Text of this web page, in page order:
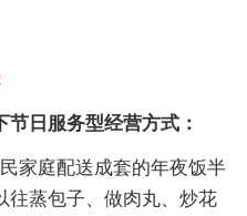
日服务型经营方式：
家庭配送成套的年夜饭半
往蒸包子、做肉丸、炒花